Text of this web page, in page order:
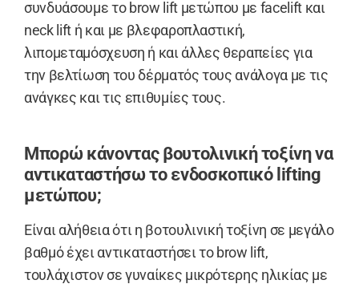
συνδυάσουμε το brow lift μετώπου με facelift και
neck lift ή και με βλεφαροπλαστική,
λιπομεταμόσχευση ή και άλλες θεραπείες για
την βελτίωση του δέρματός τους ανάλογα με τις
ανάγκες και τις επιθυμίες τους.
Μπορώ κάνοντας βουτολινική τοξίνη να
αντικαταστήσω το ενδοσκοπικό lifting
μετώπου;
Είναι αλήθεια ότι η βοτουλινική τοξίνη σε μεγάλο
βαθμό έχει αντικαταστήσει το brow lift,
τουλάχιστον σε γυναίκες μικρότερης ηλικίας με